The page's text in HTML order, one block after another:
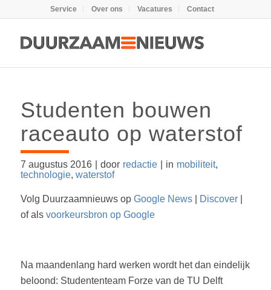
Service Over ons Vacatures Contact
Studenten bouwen
raceauto op waterstof
7 augustus 2016 door redactie in mobiliteit,
technologie, waterstof
Volg Duurzaamnieuws op Google News| Discover|
of als voorkeursbron op Google
Na maandenlang hard werken wordt het dan eindelijk
beloond: Studententeam Forze van de TU Delft